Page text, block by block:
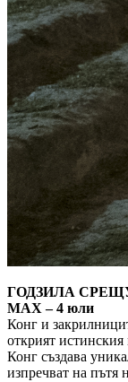
ГОДЗИЛА
MAX – 4 юли
Конг и
открият
Конг създава
изпречват на пътя